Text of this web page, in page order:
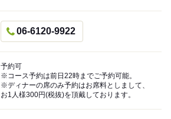
06-6120-9922
予約可
※コース予約は前日22時までご予約可能。
※ディナーの席のみ予約はお席料としまして、
お1人様300円(税抜)を頂戴しております。